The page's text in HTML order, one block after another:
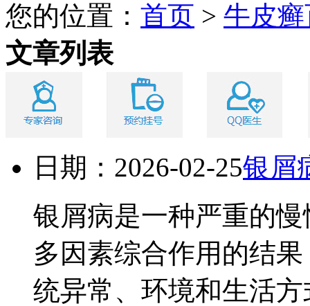
您的位置： 首页 > 牛皮
文章列表
日期：2026-02-25银屑
银屑病是一种严重的
多因素综合作用的结
统异常、环境和生活